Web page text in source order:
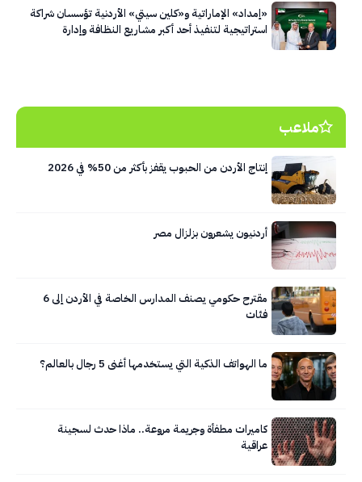
«إمداد» الإماراتية و«كلين سيتي» الأردنية تؤسسان شراكة
استراتيجية لتنفيذ أحد أكبر مشاريع النظافة وإدارة
ملاعب
إنتاج الأردن من الحبوب يقفز بأكثر من 50% في 2026
أردنيون يشعرون بزلزال مصر
مقترح حكومي يصنف المدارس الخاصة في الأردن إلى 6
فئات
ما الهواتف الذكية التي يستخدمها أغنى 5 رجال بالعالم؟
كاميرات مطفأة وجريمة مروعة.. ماذا حدث لسجينة
عراقية